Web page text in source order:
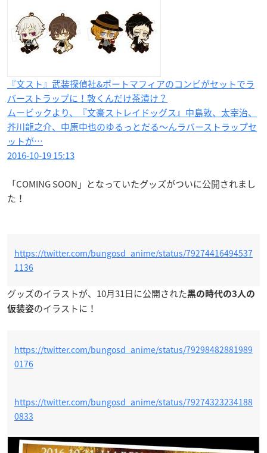
『文スト』武装探偵社&ポートマフィアのコンビがセットでラ
バーストラップに！敦くんだけ茶漬け？
ムービックより、『文豪ストレイドッグス』中島敦、太宰治、
芥川龍之介、中原中也のゆるっとだる〜んラバーストラップセ
ットが…
2016-10-19 15:13
「COMING SOON」となっていたグッズがついに公開されまし
た！
https://twitter.com/bungosd_anime/status/79274416494537
1136
グッズのイラストが、10月31日に公開された黒の時代の3人の
仮装姿のイラストに！
https://twitter.com/bungosd_anime/status/79298482881989
0176
https://twitter.com/bungosd_anime/status/79274323234188
0833